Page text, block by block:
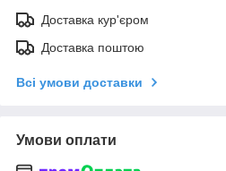
Доставка кур'єром
Доставка поштою
Всі умови доставки
Умови оплати